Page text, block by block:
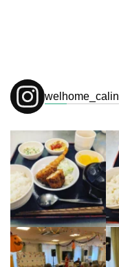
welhome_calin